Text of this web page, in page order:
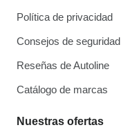
Política de privacidad
Consejos de seguridad
Reseñas de Autoline
Catálogo de marcas
Nuestras ofertas